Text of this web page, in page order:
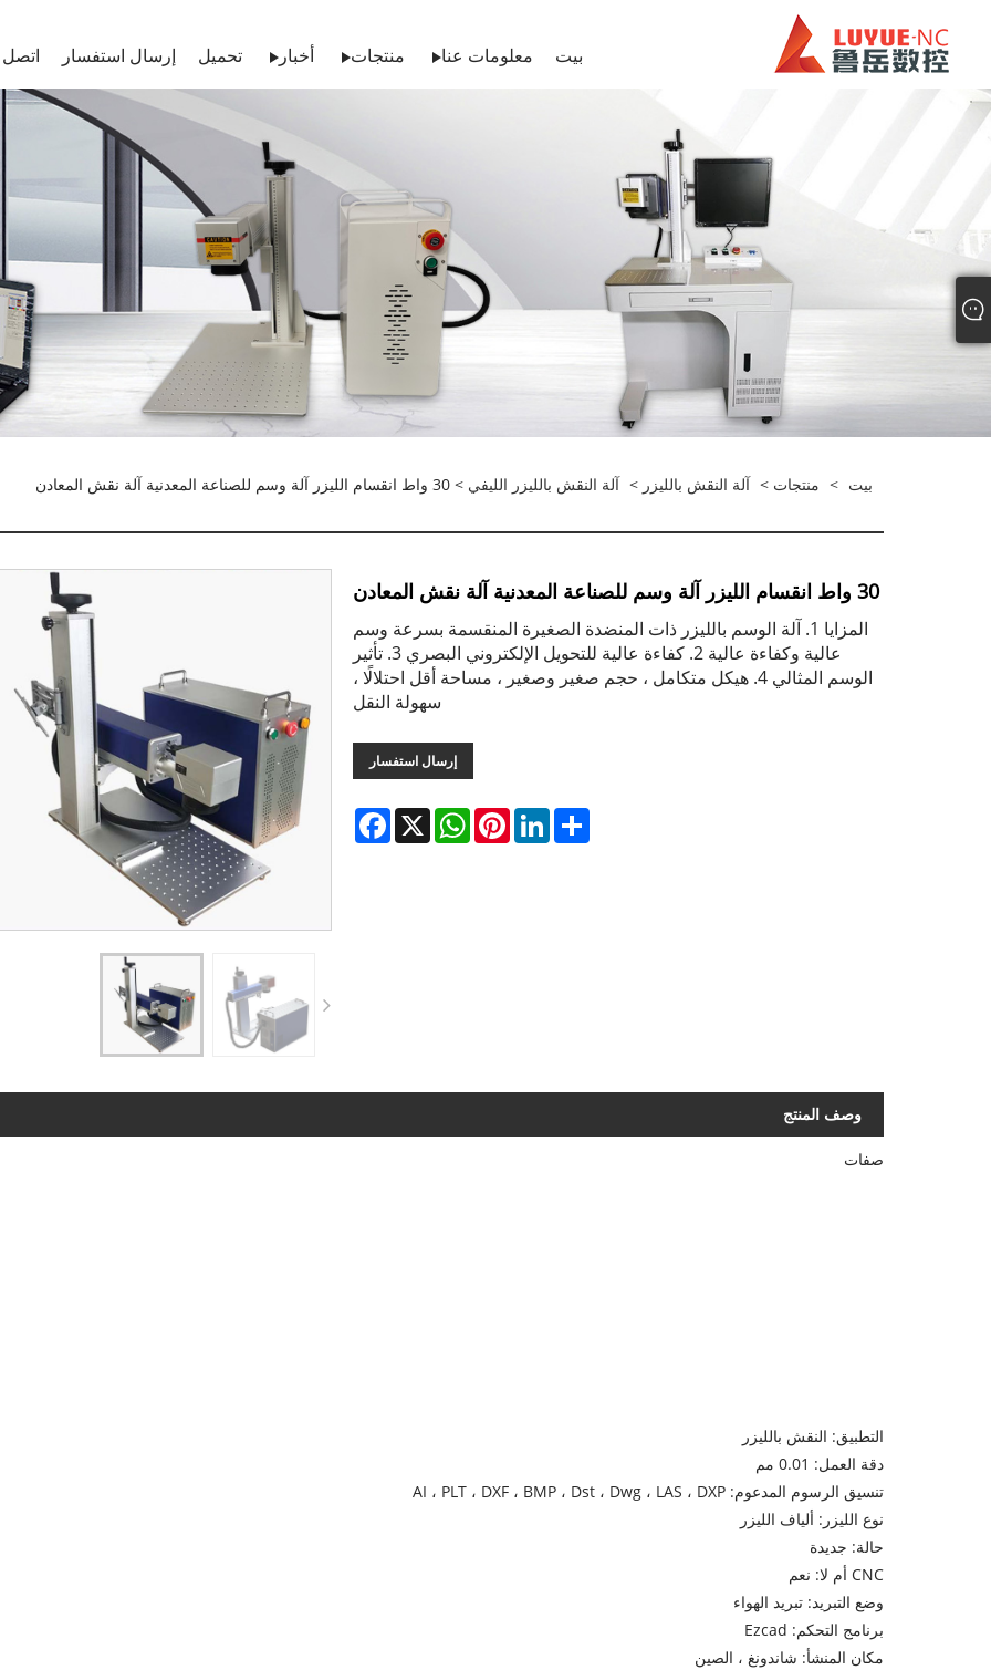
بيت معلومات عنا منتجات أخبار تحميل إرسال استفسار اتصل
بيت > منتجات > آلة النقش بالليزر > آلة النقش بالليزر الليفي > 30 واط انقسام الليزر آلة وسم للصناعة المعدنية آلة نقش المعادن
30 واط انقسام الليزر آلة وسم للصناعة المعدنية آلة نقش المعادن
المزايا 1. آلة الوسم بالليزر ذات المنضدة الصغيرة المنقسمة بسرعة وسم
عالية وكفاءة عالية 2. كفاءة عالية للتحويل الإلكتروني البصري 3. تأثير
الوسم المثالي 4. هيكل متكامل ، حجم صغير وصغير ، مساحة أقل احتلالًا ،
سهولة النقل
إرسال استفسار
Facebook X
WhatsAppPinterestLinkedInShare
وصف المنتج
صفات
التطبيق: النقش بالليزر
دقة العمل: 0.01 مم
تنسيق الرسوم المدعوم: AI ، PLT ، DXF ، BMP ، Dst ، Dwg ، LAS ، DXP
نوع الليزر: ألياف الليزر
حالة: جديدة
CNC أم لا: نعم
وضع التبريد: تبريد الهواء
برنامج التحكم: Ezcad
مكان المنشأ: شاندونغ ، الصين